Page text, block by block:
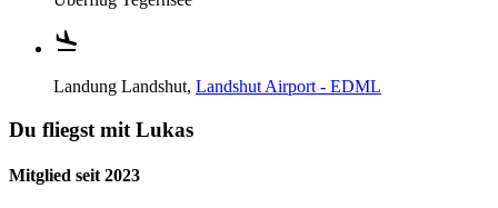
Landung Landshut, Landshut Airport - EDML
Du fliegst mit Lukas
Mitglied seit 2023